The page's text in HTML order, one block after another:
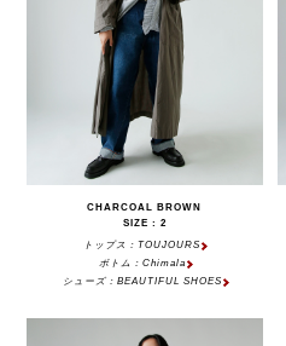
CHARCOAL BROWN
SIZE : 2
トップス：TOUJOURS
ボトム：Chimala
シューズ：BEAUTIFUL SHOES